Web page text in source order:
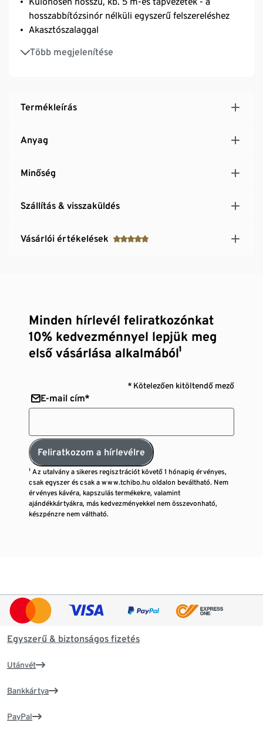
hosszabbítózsinór nélküli egyszerű felszereléshez
Akasztószalaggal
Több megjelenítése
LED-es vízesés égősor - hangulatos fényhatásról
gondoskodik a kertben, az erkélyen és a teraszon
Termékleírás
Anyag
Minőség
Szállítás & visszaküldés
Vásárlói értékelések
Minden hírlevél feliratkozónkat
10% kedvezménnyel lepjük meg
első vásárlása alkalmából¹
* Kötelezően kitöltendő mező
E-mail cím*
Feliratkozom a hírlevélre
¹ Az utalvány a sikeres regisztrációt követő 1 hónapig érvényes,
csak egyszer és csak a www.tchibo.hu oldalon beváltható. Nem
érvényes kávéra, kapszulás termékekre, valamint
ajándékkártyákra, más kedvezményekkel nem összevonható,
készpénzre nem váltható.
Egyszerű & biztonságos fizetés
Utánvét
Bankkártya
PayPal